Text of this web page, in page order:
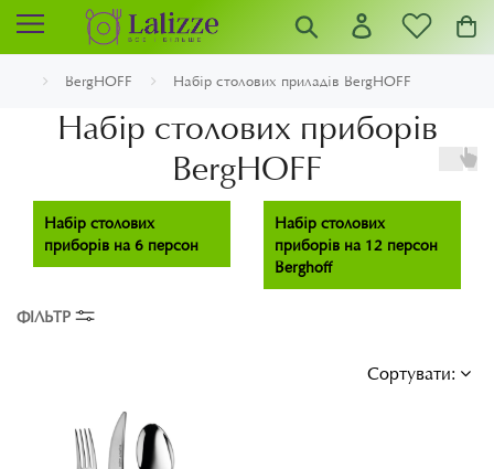
BergHOFF Набір столових приладів BergHOFF
Набір столових приборів
BergHOFF
Набір столових
приборів на 6 персон
Набір столових
приборів на 12 персон
Berghoff
ФІЛЬТР
Сортувати: